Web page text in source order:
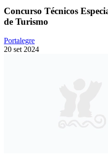
Concurso Técnicos
de Turismo
Portalegre
20 set 2024